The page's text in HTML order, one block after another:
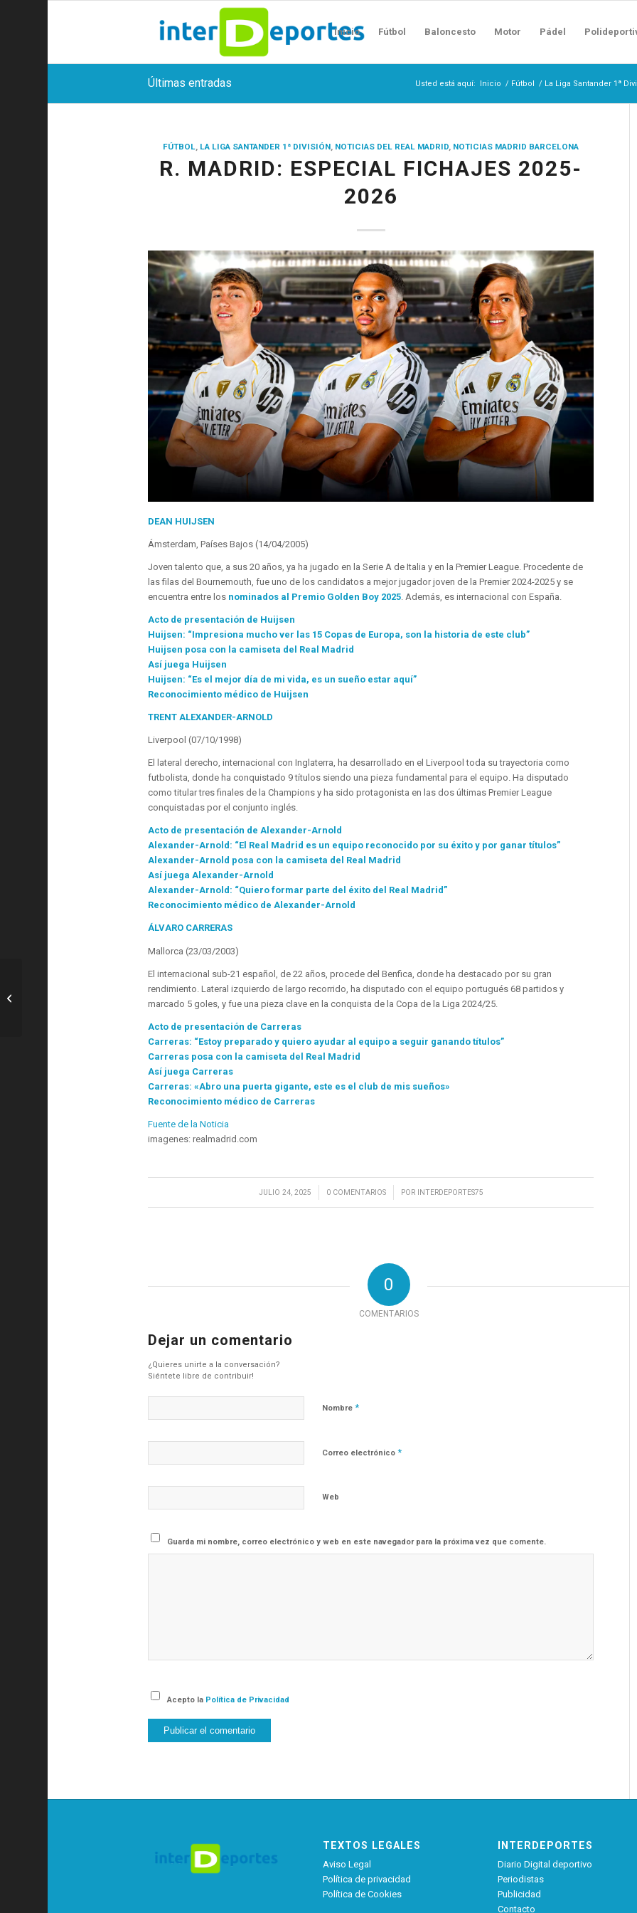
Inicio Fútbol Baloncesto Motor Pádel
Últimas entradas Usted está aquí: Inicio / Fútbol / La Liga Santander 1ª
FÚTBOL, LA LIGA SANTANDER 1ª DIVISIÓN, NOTICIAS DEL REAL MADRID, NOTICIAS MADRID BARCELONA
R. MADRID: ESPECIAL FICHAJES 2025-
2026
DEAN HUIJSEN
Ámsterdam, Países Bajos (14/04/2005)
Joven talento que, a sus 20 años, ya ha jugado en la Serie A de Italia y en la Premier League. Procedente de
las filas del Bournemouth, fue uno de los candidatos a mejor jugador joven de la Premier 2024-2025 y se
encuentra entre los nominados al Premio Golden Boy 2025. Además, es internacional con España.
Acto de presentación de Huijsen
Huijsen: “Impresiona mucho ver las 15 Copas de Europa, son la historia de este club”
Huijsen posa con la camiseta del Real Madrid
Así juega Huijsen
Huijsen: “Es el mejor día de mi vida, es un sueño estar aquí”
Reconocimiento médico de Huijsen
TRENT ALEXANDER-ARNOLD
Liverpool (07/10/1998)
El lateral derecho, internacional con Inglaterra, ha desarrollado en el Liverpool toda su trayectoria como
futbolista, donde ha conquistado 9 títulos siendo una pieza fundamental para el equipo. Ha disputado
como titular tres finales de la Champions y ha sido protagonista en las dos últimas Premier League
conquistadas por el conjunto inglés.
Acto de presentación de Alexander-Arnold
Alexander-Arnold: “El Real Madrid es un equipo reconocido por su éxito y por ganar títulos”
Alexander-Arnold posa con la camiseta del Real Madrid
Así juega Alexander-Arnold
Alexander-Arnold: “Quiero formar parte del éxito del Real Madrid”
Reconocimiento médico de Alexander-Arnold
ÁLVARO CARRERAS
Mallorca (23/03/2003)
El internacional sub-21 español, de 22 años, procede del Benfica, donde ha destacado por su gran
rendimiento. Lateral izquierdo de largo recorrido, ha disputado con el equipo portugués 68 partidos y
marcado 5 goles, y fue una pieza clave en la conquista de la Copa de la Liga 2024/25.
Acto de presentación de Carreras
Carreras: “Estoy preparado y quiero ayudar al equipo a seguir ganando títulos”
Carreras posa con la camiseta del Real Madrid
Así juega Carreras
Carreras: «Abro una puerta gigante, este es el club de mis sueños»
Reconocimiento médico de Carreras
Fuente de la Noticia
imagenes: realmadrid.com
JULIO 24, 2025
/ 0 COMENTARIOS
/ POR INTERDEPORTES75
0
COMENTARIOS
Dejar un comentario
¿Quieres unirte a la conversación?
Siéntete libre de contribuir!
Nombre *
Correo electrónico *
Web
Guarda mi nombre, correo electrónico y web en este navegador para la próxima vez que comente.
Acepto la Política de Privacidad
TEXTOS LEGALES
Aviso Legal
Política de privacidad
Política de Cookies
INTERDEPORTES
Diario Digital deportivo
Periodistas
Publicidad
Contacto
R. Murcia: Ekain ya está en Murcia y